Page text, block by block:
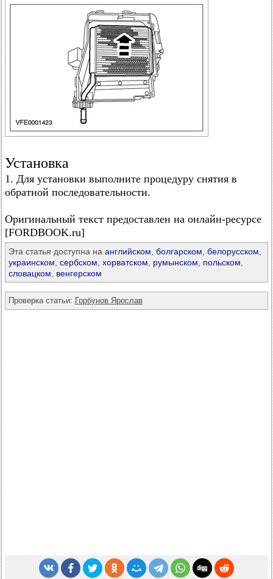
Установка
1. Для установки выполните процедуру снятия в
обратной последовательности.
Оригинальный текст предоставлен на онлайн-ресурсе
[FORDBOOK.ru]
Эта статья доступна на английском болгарском белорусском
украинском сербском хорватском румынском польском
словацком
венгерском
Проверка статьи: Горбунов Ярослав